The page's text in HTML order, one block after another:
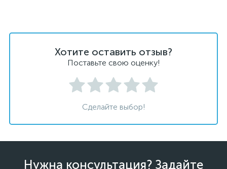
Хотите оставить отзыв?
Поставьте свою оценку!
Сделайте выбор!
Нужна консультация? Задайте